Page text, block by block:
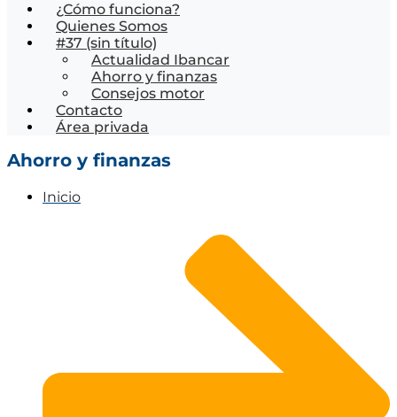
¿Cómo funciona?
Quienes Somos
#37 (sin título)
Actualidad Ibancar
Ahorro y finanzas
Consejos motor
Contacto
Área privada
Ahorro y finanzas
Inicio